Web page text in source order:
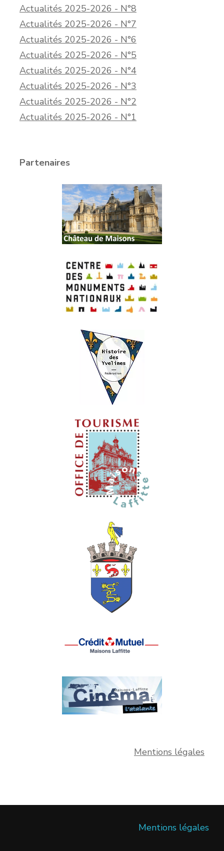
Actualités 2025-2026 - N°8
Actualités 2025-2026 - N°7
Actualités 2025-2026 - N°6
Actualités 2025-2026 - N°5
Actualités 2025-2026 - N°4
Actualités 2025-2026 - N°3
Actualités 2025-2026 - N°2
Actualités 2025-2026 - N°1
Partenaires
Mentions légales
Mentions légales